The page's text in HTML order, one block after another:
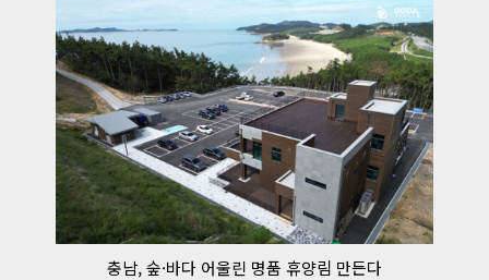
충남, 숲·바다 어울린 명품 휴양림 만든다